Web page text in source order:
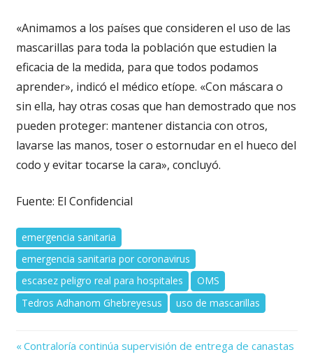
«Animamos a los países que consideren el uso de las
mascarillas para toda la población que estudien la
eficacia de la medida, para que todos podamos
aprender», indicó el médico etíope. «Con máscara o
sin ella, hay otras cosas que han demostrado que nos
pueden proteger: mantener distancia con otros,
lavarse las manos, toser o estornudar en el hueco del
codo y evitar tocarse la cara», concluyó.
Fuente: El Confidencial
emergencia sanitaria
emergencia sanitaria por coronavirus
escasez peligro real para hospitales
OMS
Tedros Adhanom Ghebreyesus
uso de mascarillas
Navegación
Previous
Contraloría continúa supervisión de entrega de canastas